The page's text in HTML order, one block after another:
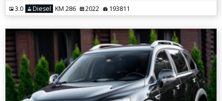
3.0 Diesel KM 286 2022 193811